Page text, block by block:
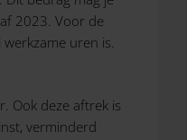
2023. Voor de
uren is.
Ook deze aftrek is
verminderd